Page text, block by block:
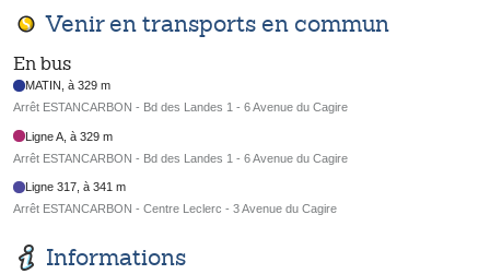
Venir en transports en commun
En bus
MATIN, à 329 m
Arrêt ESTANCARBON - Bd des Landes 1 - 6 Avenue du Cagire
Ligne A, à 329 m
Arrêt ESTANCARBON - Bd des Landes 1 - 6 Avenue du Cagire
Ligne 317, à 341 m
Arrêt ESTANCARBON - Centre Leclerc - 3 Avenue du Cagire
Informations